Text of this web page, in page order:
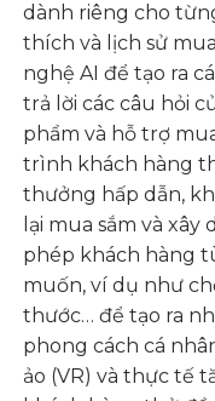
dành riêng cho
thích và lịch sử
nghệ AI để tạo ra
trả lời các câu hỏi
phẩm và hỗ trợ
trình khách hàng
thưởng hấp dẫn,
lại mua sắm và
phép khách hàng
muốn, ví dụ như
thước… để tạo ra
phong cách cá
ảo (VR) và thực tế